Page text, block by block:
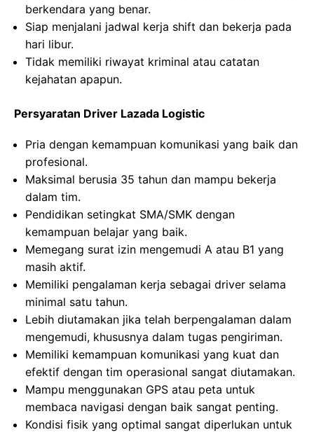
berkendara yang benar.
Siap menjalani jadwal kerja shift dan bekerja pada
hari libur.
Tidak memiliki riwayat kriminal atau catatan
kejahatan apapun.
Persyaratan Driver Lazada Logistic
Pria dengan kemampuan komunikasi yang baik dan
profesional.
Maksimal berusia 35 tahun dan mampu bekerja
dalam tim.
Pendidikan setingkat SMA/SMK dengan
kemampuan belajar yang baik.
Memegang surat izin mengemudi A atau B1 yang
masih aktif.
Memiliki pengalaman kerja sebagai driver selama
minimal satu tahun.
Lebih diutamakan jika telah berpengalaman dalam
mengemudi, khususnya dalam tugas pengiriman.
Memiliki kemampuan komunikasi yang kuat dan
efektif dengan tim operasional sangat diutamakan.
Mampu menggunakan GPS atau peta untuk
membaca navigasi dengan baik sangat penting.
Kondisi fisik yang optimal sangat diperlukan untuk